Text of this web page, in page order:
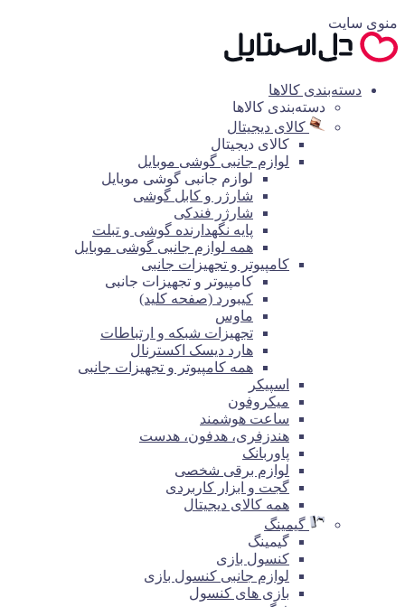
منوی سایت
دسته‌بندی کالاها
دسته‌بندی کالاها
کالای دیجیتال
کالای دیجیتال
لوازم جانبی گوشی موبایل
لوازم جانبی گوشی موبایل
شارژر و کابل گوشی
شارژر فندکی
پایه نگهدارنده گوشی و تبلت
همه لوازم جانبی گوشی موبایل
کامپیوتر و تجهیزات جانبی
کامپیوتر و تجهیزات جانبی
کیبورد (صفحه کلید)
ماوس
تجهیزات شبکه و ارتباطات
هارد دیسک اکسترنال
همه کامپیوتر و تجهیزات جانبی
اسپیکر
میکروفون
ساعت هوشمند
هندزفری، هدفون، هدست
پاوربانک
لوازم برقی شخصی
گجت و ابزار کاربردی
همه کالای دیجیتال
گیمینگ
گیمینگ
کنسول بازی
لوازم جانبی کنسول بازی
بازی های کنسول